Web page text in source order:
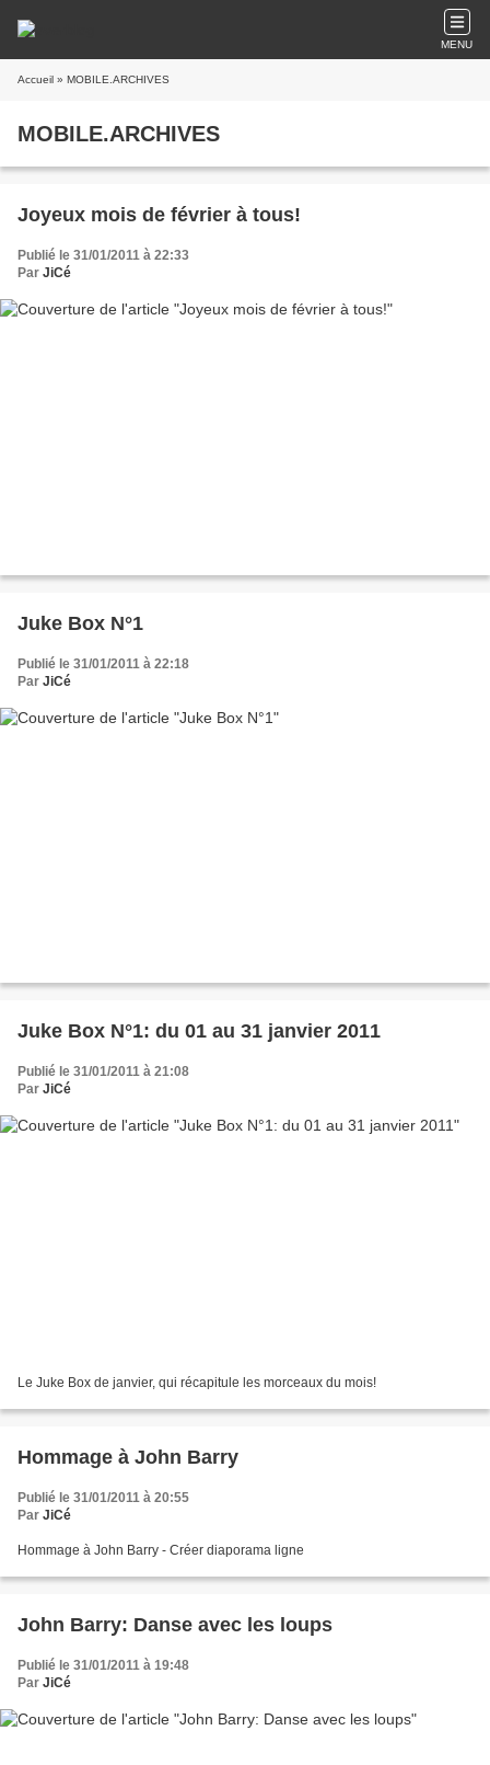
MENU
Accueil » MOBILE.ARCHIVES
MOBILE.ARCHIVES
Joyeux mois de février à tous!
Publié le 31/01/2011 à 22:33
Par JiCé
Juke Box N°1
Publié le 31/01/2011 à 22:18
Par JiCé
Juke Box N°1: du 01 au 31 janvier 2011
Publié le 31/01/2011 à 21:08
Par JiCé
Le Juke Box de janvier, qui récapitule les morceaux du mois!
Hommage à John Barry
Publié le 31/01/2011 à 20:55
Par JiCé
Hommage à John Barry - Créer diaporama ligne
John Barry: Danse avec les loups
Publié le 31/01/2011 à 19:48
Par JiCé